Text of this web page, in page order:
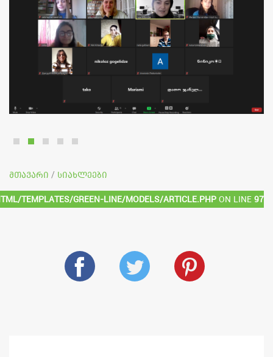
მთავარი / სიახლეები
templates/green-line/models/article.php on line 97